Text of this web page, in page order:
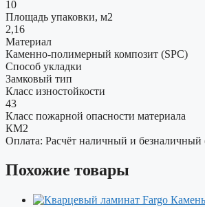
10
Площадь упаковки, м2
2,16
Материал
Каменно-полимерный композит (SPC)
Способ укладки
Замковый тип
Класс изностойкости
43
Класс пожарной опасности материала
КМ2
Оплата: Расчёт наличный и безналичный
Похожие товары